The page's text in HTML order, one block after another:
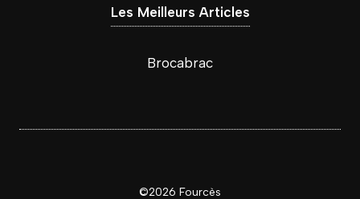
Les Meilleurs Articles
Brocabrac
©2026 Fourcès